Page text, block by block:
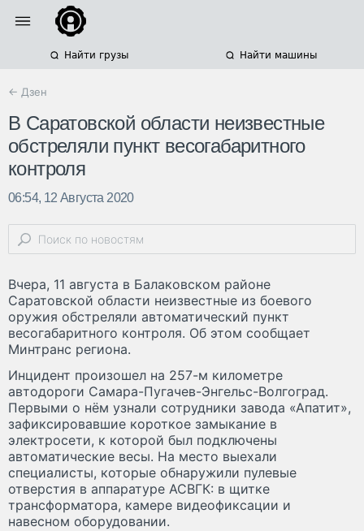
Найти грузы Найти машины
← Дзен
В Саратовской области неизвестные
обстреляли пункт весогабаритного
контроля
06:54, 12 Августа 2020
Вчера, 11 августа в Балаковском районе
Саратовской области неизвестные из боевого
оружия обстреляли автоматический пункт
весогабаритного контроля. Об этом сообщает
Минтранс региона.
Инцидент произошел на 257-м километре
автодороги Самара-Пугачев-Энгельс-Волгоград.
Первыми о нём узнали сотрудники завода «Апатит»,
зафиксировавшие короткое замыкание в
электросети, к которой был подключены
автоматические весы. На место выехали
специалисты, которые обнаружили пулевые
отверстия в аппаратуре АСВГК: в щитке
трансформатора, камере видеофиксации и
навесном оборудовании.